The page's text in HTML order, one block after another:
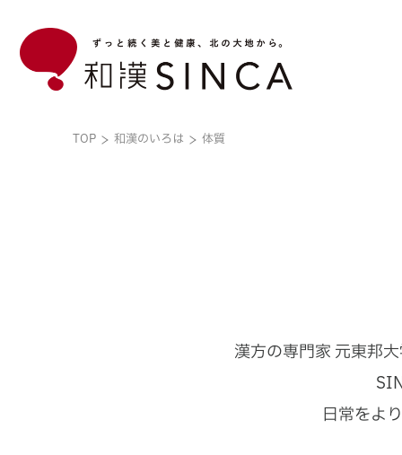
TOP 和漢のいろは 体質
漢方の専門家 元東邦
日常をよ